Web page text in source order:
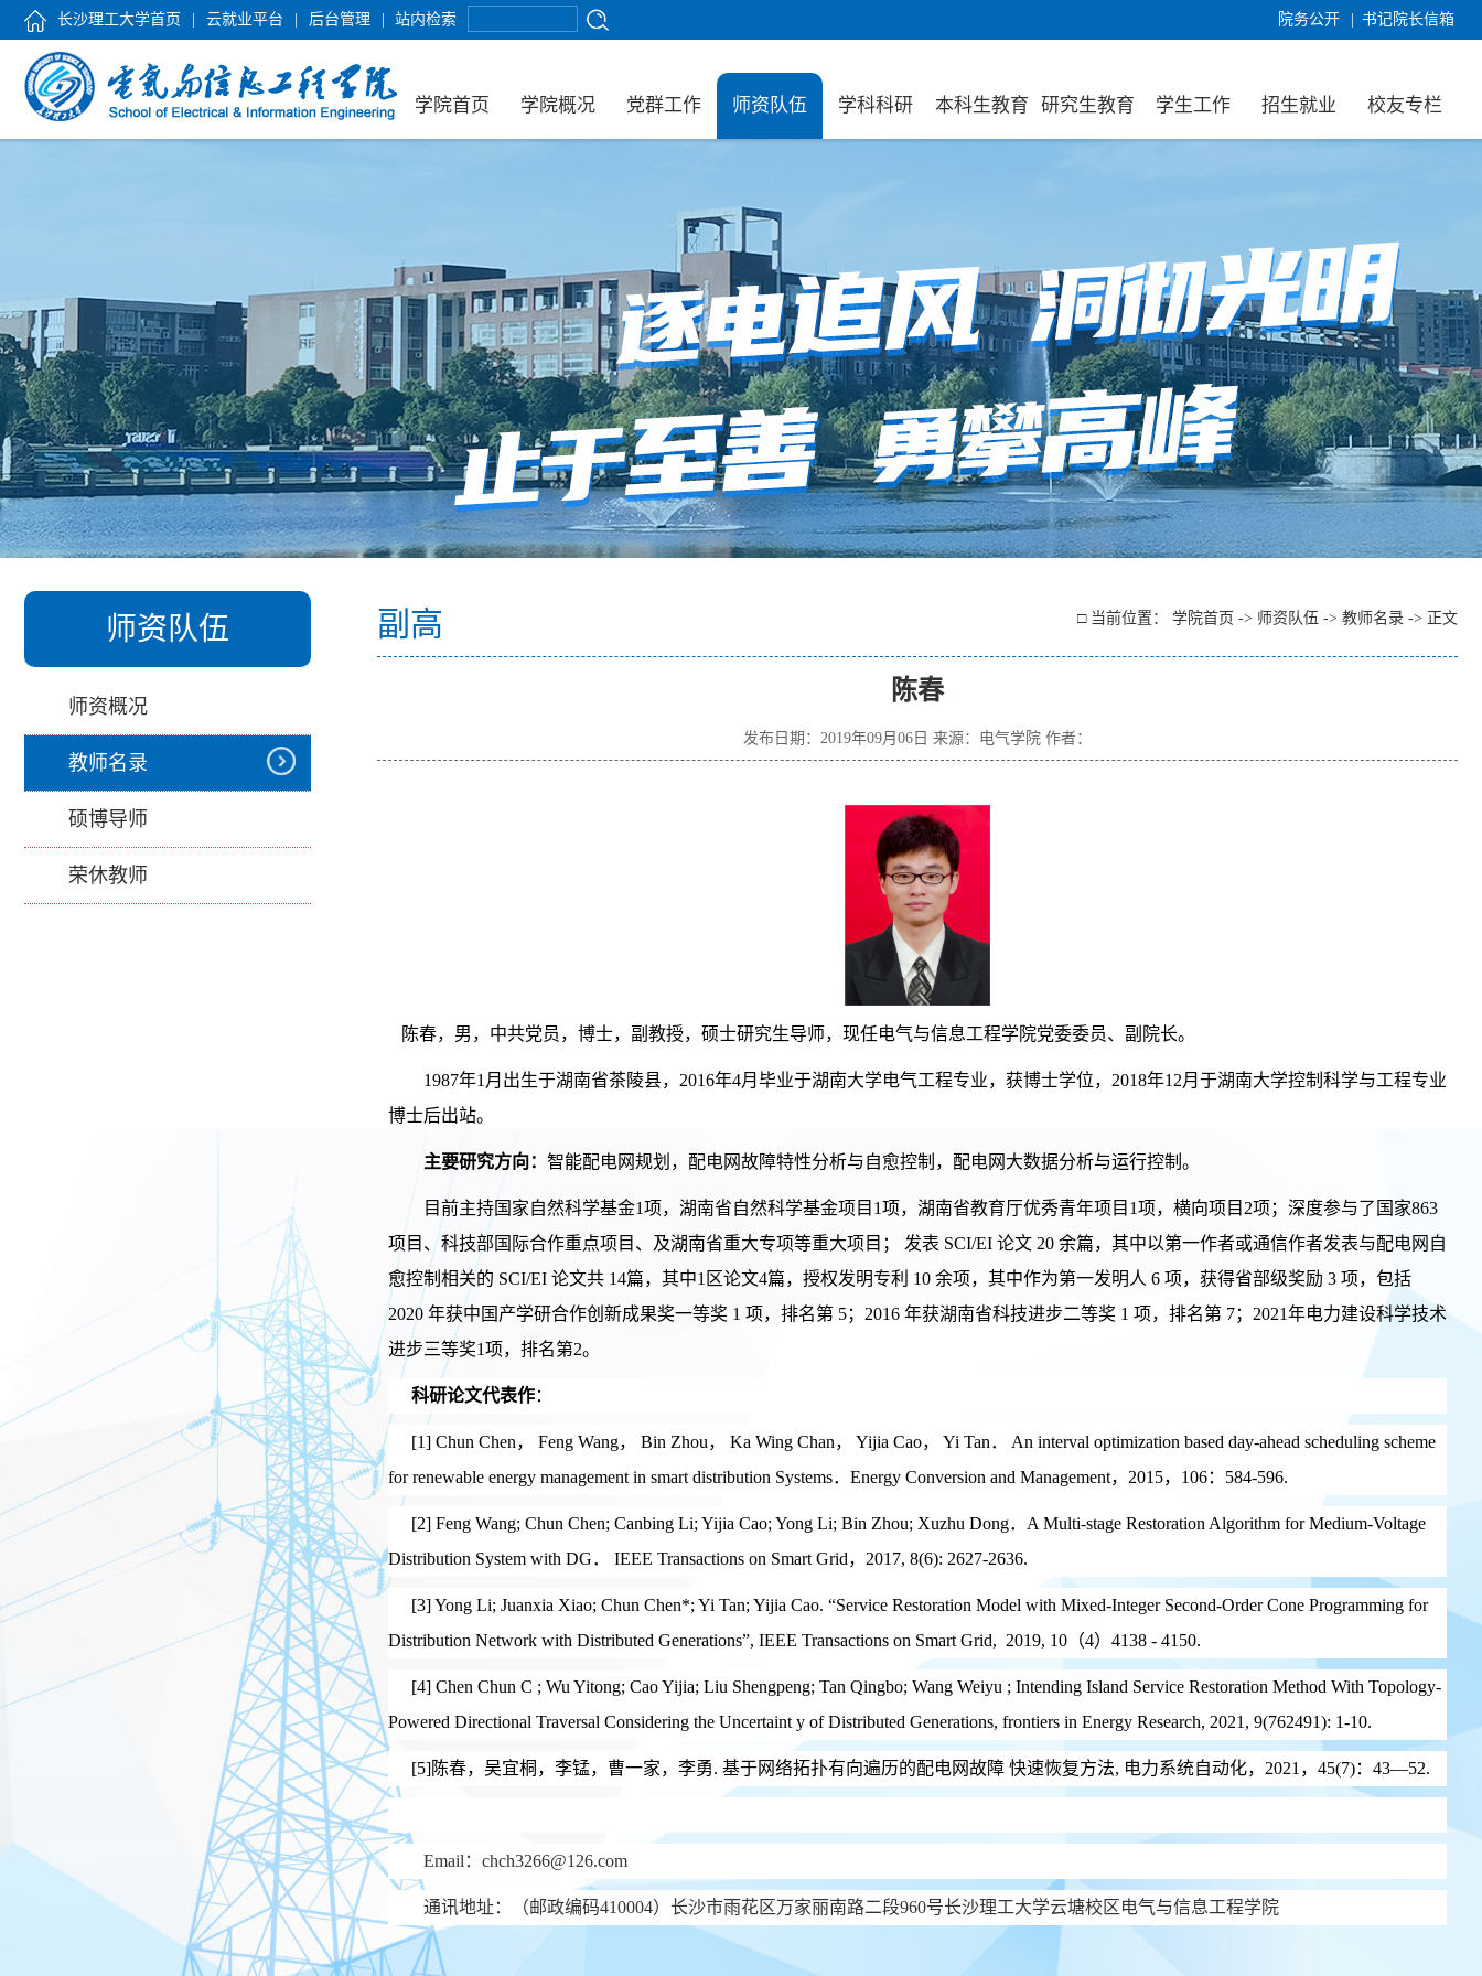
长沙理工大学首页 云就业平台 后台管理 站内检索 院务公开 书记院长信箱
学院首页 学院概况 党群工作 师资队伍 学科科研 本科生教育 研究生教育 学生工作 招生就业 校友专栏
师资队伍
师资概况
教师名录
硕博导师
荣休教师
副高 □ 当前位置： 学院首页 -> 师资队伍 -> 教师名录 -> 正文
陈春
发布日期：2019年09月06日 来源：电气学院 作者：
陈春，男，中共党员，博士，副教授，硕士研究生导师，现任电气与信息工程学院党委委员、副院长。
1987年1月出生于湖南省茶陵县，2016年4月毕业于湖南大学电气工程专业，获博士学位，2018年12月于湖南大学控制科学与工程专业
博士后出站。
主要研究方向： 智能配电网规划，配电网故障特性分析与自愈控制，配电网大数据分析与运行控制。
目前主持国家自然科学基金1项，湖南省自然科学基金项目1项，湖南省教育厅优秀青年项目1项，横向项目2项；深度参与了国家863
项目、科技部国际合作重点项目、及湖南省重大专项等重大项目； 发表 SCI/EI 论文 20 余篇，其中以第一作者或通信作者发表与配电网自
愈控制相关的 SCI/EI 论文共 14篇，其中1区论文4篇，授权发明专利 10 余项，其中作为第一发明人 6 项，获得省部级奖励 3 项，包括
2020 年获中国产学研合作创新成果奖一等奖 1 项，排名第 5；2016 年获湖南省科技进步二等奖 1 项，排名第 7；2021年电力建设科学技术
进步三等奖1项，排名第2。
科研论文代表作：
[1] Chun Chen， Feng Wang， Bin Zhou， Ka Wing Chan， Yijia Cao， Yi Tan． An interval optimization based day-ahead scheduling scheme
for renewable energy management in smart distribution Systems．Energy Conversion and Management，2015，106：584-596.
[2] Feng Wang; Chun Chen; Canbing Li; Yijia Cao; Yong Li; Bin Zhou; Xuzhu Dong．A Multi-stage Restoration Algorithm for Medium-Voltage
Distribution System with DG． IEEE Transactions on Smart Grid，2017, 8(6): 2627-2636.
[3] Yong Li; Juanxia Xiao; Chun Chen*; Yi Tan; Yijia Cao. “Service Restoration Model with Mixed-Integer Second-Order Cone Programming for
Distribution Network with Distributed Generations”, IEEE Transactions on Smart Grid, 2019, 10（4）4138 - 4150.
[4] Chen Chun C ; Wu Yitong; Cao Yijia; Liu Shengpeng; Tan Qingbo; Wang Weiyu ; Intending Island Service Restoration Method With Topology-
Powered Directional Traversal Considering the Uncertaint y of Distributed Generations, frontiers in Energy Research, 2021, 9(762491): 1-10.
[5]陈春，吴宜桐，李锰，曹一家，李勇. 基于网络拓扑有向遍历的配电网故障 快速恢复方法, 电力系统自动化，2021，45(7)：43—52.
Email：chch3266@126.com
通讯地址：（邮政编码410004）长沙市雨花区万家丽南路二段960号长沙理工大学云塘校区电气与信息工程学院